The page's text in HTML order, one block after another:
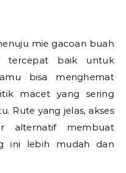
mie gacoan buah
tercepat baik untuk
bisa menghemat
macet yang sering
Rute yang jelas, akses
alternatif membuat
ini lebih mudah dan